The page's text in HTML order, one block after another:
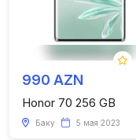
990 AZN
Honor 70 256 GB
Баку 5 мая 2023